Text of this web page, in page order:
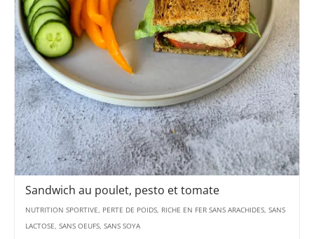
Sandwich au poulet, pesto et tomate
NUTRITION SPORTIVE, PERTE DE POIDS, RICHE EN FER SANS ARACHIDES, SANS
LACTOSE, SANS OEUFS, SANS SOYA